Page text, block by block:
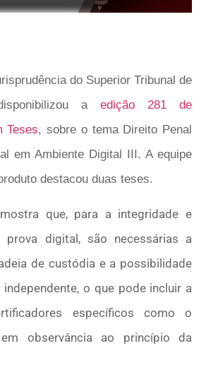
do Superior Tribunal de
a edição 281 de
Teses, sobre o tema Direito Penal
em Ambiente Digital III. A equipe
destacou duas teses.
que, para a integridade e
prova digital, são necessárias a
de custódia e a possibilidade
o que pode incluir a
específicos como o
observância ao princípio da